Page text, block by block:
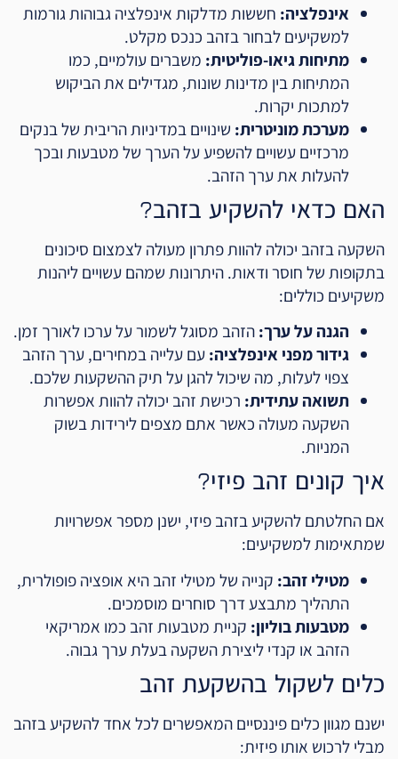
אינפלציה: חששות מדלקות אינפלציה גבוהות גורמות
למשקיעים לבחור בזהב כנכס מקלט.
מתיחות גיאו-פוליטית: משברים עולמיים, כמו
המתיחות בין מדינות שונות, מגדילים את הביקוש
למתכות יקרות.
מערכת מוניטרית: שינויים במדיניות הריבית של בנקים
מרכזיים עשויים להשפיע על הערך של מטבעות ובכך
להעלות את ערך הזהב.
האם כדאי להשקיע בזהב?
השקעה בזהב יכולה להוות פתרון מעולה לצמצום סיכונים
בתקופות של חוסר ודאות. היתרונות שמהם עשויים ליהנות
משקיעים כוללים:
הגנה על ערך:הזהב מסוגל לשמור על ערכו לאורך זמן.
גידור מפני אינפלציה:עם עלייה במחירים, ערך הזהב
צפוי לעלות, מה שיכול להגן על תיק ההשקעות שלכם.
תשואה עתידית: רכישת זהב יכולה להוות אפשרות
השקעה מעולה כאשר אתם מצפים לירידות בשוק
המניות.
איך קונים זהב פיזי?
אם החלטתם להשקיע בזהב פיזי, ישנן מספר אפשרויות
שמתאימות למשקיעים:
מטילי זהב: קנייה של מטילי זהב היא אופציה פופולרית,
התהליך מתבצע דרך סוחרים מוסמכים.
מטבעות בוליון: קניית מטבעות זהב כמו אמריקאי
הזהב או קנדי ליצירת השקעה בעלת ערך גבוה.
כלים לשקול בהשקעת זהב
ישנם מגוון כלים פיננסיים המאפשרים לכל אחד להשקיע בזהב
מבלי לרכוש אותו פיזית: